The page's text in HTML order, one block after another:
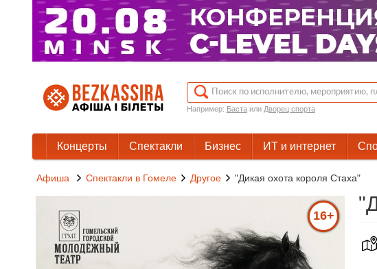
Например: Бастаили Дворец спорта
Концерты Спектакли Бизнес ИТ и интернет
Афиша Спектакли в Гомеле Другое "Дикая охота короля Стаха"
16+